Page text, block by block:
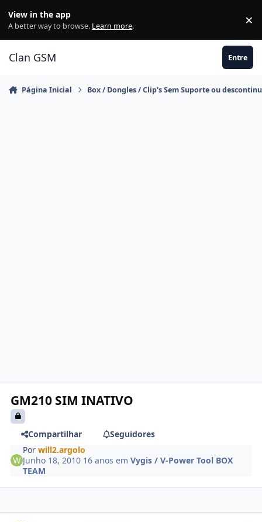
View in the app
A better way to browse. Learn more. ×
Clan GSM Entre
Página Inicial Box / Dongles / Clip's Sem Suporte ou
GM210 SIM INATIVO
Compartilhar
Seguidores
Porwill2.argolo
Junho 18, 2010 16 anos emVygis / V-Power Tool BOX
TEAM